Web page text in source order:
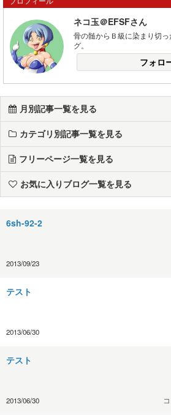
ネコ玉＠EFSFさん
骨の髄からＢ級に染まり切
グ。
フォロ
月別記事一覧を見る
カテゴリ別記事一覧を見る
フリーページ一覧を見る
お気に入りブログ一覧を見る
6sh-92-2
2013/09/23
テスト
2013/06/30
テスト
2013/06/30